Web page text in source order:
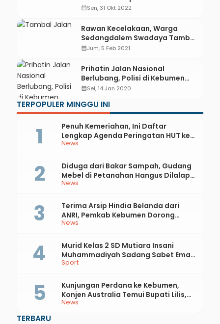
Berlubang, Kok Bisa?
calendar_monthSen, 31 Okt 2022
Rawan Kecelakaan, Warga
Sedangdalem Swadaya Tambal
Jalan Berlubang
calendar_monthJum, 5 Feb 2021
Prihatin Jalan Nasional
Berlubang, Polisi di Kebumen
Melakukan Ini
calendar_monthSel, 14 Jan 2020
TERPOPULER MINGGU INI
News
Penuh Kemeriahan, Ini Daftar
Lengkap Agenda Peringatan HUT ke-
81 RI dan Hari Jadi ke-397 Kabupaten
News
Diduga dari Bakar Sampah, Gudang
Mebel di Petanahan Hangus Dilalap
Api
News
Terima Arsip Hindia Belanda dari
ANRI, Pemkab Kebumen Dorong
Integrasi Sejarah, Geopark, dan
Sport
Murid Kelas 2 SD Mutiara Insani
Muhammadiyah Sadang Sabet Emas
dan Perak di Kejurda Tapak Suci
News
Kunjungan Perdana ke Kebumen,
Konjen Australia Temui Bupati Lilis,
Ini yang Dibahas
TERBARU